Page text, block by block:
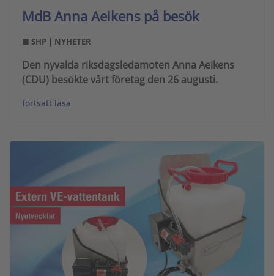
MdB Anna Aeikens på besök
■ SHP | NYHETER
Den nyvalda riksdagsledamoten Anna Aeikens
(CDU) besökte vårt företag den 26 augusti.
fortsätt läsa